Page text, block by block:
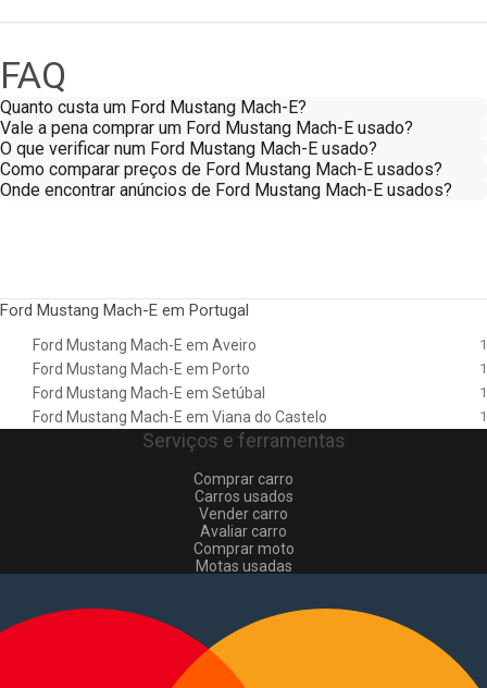
FAQ
Quanto custa um Ford Mustang Mach-E?
Vale a pena comprar um Ford Mustang Mach-E usado?
O que verificar num Ford Mustang Mach-E usado?
Como comparar preços de Ford Mustang Mach-E usados?
Onde encontrar anúncios de Ford Mustang Mach-E usados?
Ford Mustang Mach-E em Portugal
Ford Mustang Mach-E em Aveiro 1
Ford Mustang Mach-E em Porto 1
Ford Mustang Mach-E em Setúbal 1
Ford Mustang Mach-E em Viana do Castelo 1
Serviços e ferramentas
Comprar carro
Carros usados
Vender carro
Avaliar carro
Comprar moto
Motas usadas
Comerciais usados
Vender comerciais
Informações